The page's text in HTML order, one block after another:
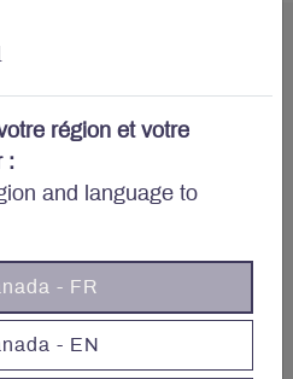
région et votre
:
and language to
- FR
- EN
vous
et aux autres publications
Brosseau :